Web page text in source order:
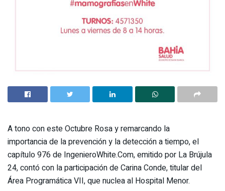
A tono con este Octubre Rosa y remarcando la
importancia de la prevención y la detección a tiempo, el
capítulo 976 de IngenieroWhite.Com, emitido por La Brújula
24, contó con la participación de Carina Conde, titular del
Área Programática VII, que nuclea al Hospital Menor.